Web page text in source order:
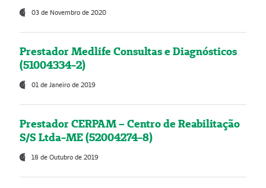
03 de Novembro de 2020
Prestador Medlife Consultas e Diagnósticos
(51004334-2)
01 de Janeiro de 2019
Prestador CERPAM – Centro de Reabilitação
S/S Ltda-ME (52004274-8)
18 de Outubro de 2019